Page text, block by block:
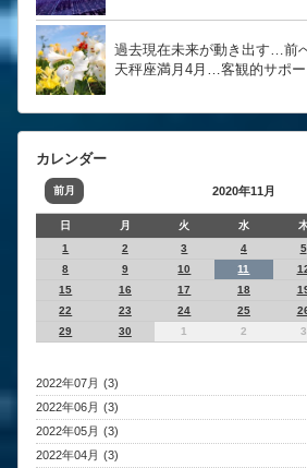
過去現在未来が動き出す…前
天秤座満月4月…客観的サポ
カレンダー
前月 2020年11月
日 月 火 水
1
2 3 4 5
8
9 10 11
15
16 17 18
22
23 24 25
29
30 1 2 3
2022年07月 (3)
2022年06月 (3)
2022年05月 (3)
2022年04月 (3)